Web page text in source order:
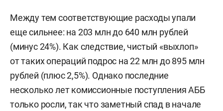
Между тем соответствующие расходы упали
еще сильнее: на 203 млн до 640 млн рублей
(минус 24%). Как следствие, чистый «выхлоп»
от таких операций подрос на 22 млн до 895 млн
рублей (плюс 2,5%). Однако последние
несколько лет комиссионные поступления АББ
только росли, так что заметный спад в начале